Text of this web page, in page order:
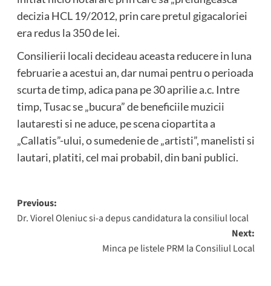
decizia HCL 19/2012, prin care pretul gigacaloriei
era redus la 350 de lei.
Consilierii locali decideau aceasta reducere in luna
februarie a acestui an, dar numai pentru o perioada
scurta de timp, adica pana pe 30 aprilie a.c. Intre
timp, Tusac se „bucura” de beneficiile muzicii
lautaresti si ne aduce, pe scena ciopartita a
„Callatis”-ului, o sumedenie de „artisti”, manelisti si
lautari, platiti, cel mai probabil, din bani publici.
Post
navigation
Previous:
Dr. Viorel Oleniuc si-a depus candidatura la consiliul local
Next:
Minca pe listele PRM la Consiliul Local